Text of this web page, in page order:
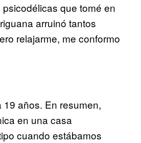
que tomé en
arruinó tantos
relajarme, me conformo
años. En resumen,
en una casa
cuando estábamos